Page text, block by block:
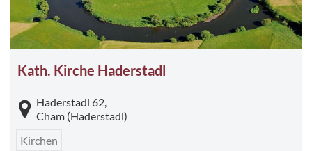
Kath. Kirche Haderstadl
Haderstadl 62,
Cham (Haderstadl)
Kirchen